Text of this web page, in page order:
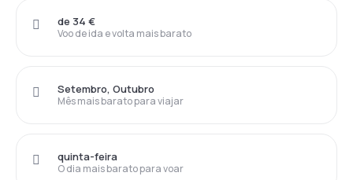
Voo de ida e volta mais barato
de 34 €
Mês mais barato para viajar
Setembro, Outubro
O dia mais barato para voar
quinta-feira